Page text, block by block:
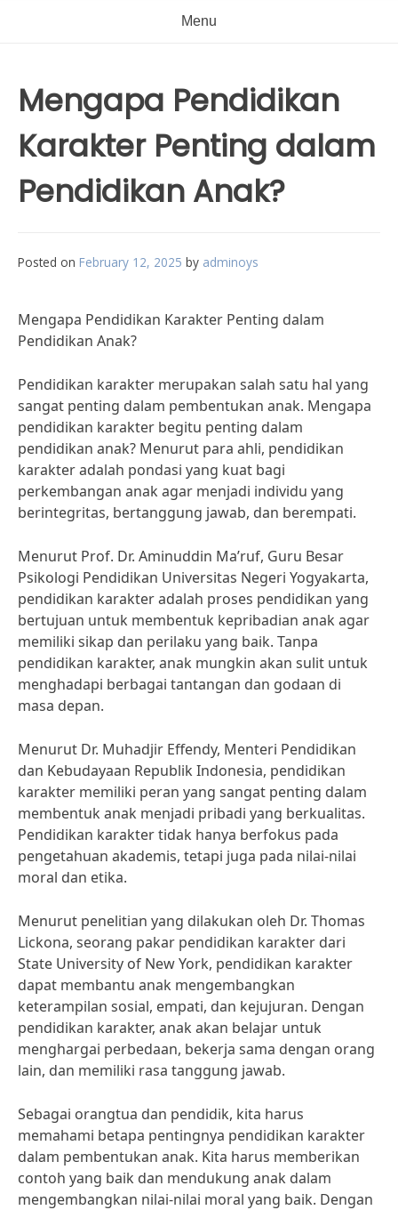
Menu
Mengapa Pendidikan
Karakter Penting dalam
Pendidikan Anak?
Posted on February 12, 2025 by adminoys
Mengapa Pendidikan Karakter Penting dalam
Pendidikan Anak?
Pendidikan karakter merupakan salah satu hal yang
sangat penting dalam pembentukan anak. Mengapa
pendidikan karakter begitu penting dalam
pendidikan anak? Menurut para ahli, pendidikan
karakter adalah pondasi yang kuat bagi
perkembangan anak agar menjadi individu yang
berintegritas, bertanggung jawab, dan berempati.
Menurut Prof. Dr. Aminuddin Ma’ruf, Guru Besar
Psikologi Pendidikan Universitas Negeri Yogyakarta,
pendidikan karakter adalah proses pendidikan yang
bertujuan untuk membentuk kepribadian anak agar
memiliki sikap dan perilaku yang baik. Tanpa
pendidikan karakter, anak mungkin akan sulit untuk
menghadapi berbagai tantangan dan godaan di
masa depan.
Menurut Dr. Muhadjir Effendy, Menteri Pendidikan
dan Kebudayaan Republik Indonesia, pendidikan
karakter memiliki peran yang sangat penting dalam
membentuk anak menjadi pribadi yang berkualitas.
Pendidikan karakter tidak hanya berfokus pada
pengetahuan akademis, tetapi juga pada nilai-nilai
moral dan etika.
Menurut penelitian yang dilakukan oleh Dr. Thomas
Lickona, seorang pakar pendidikan karakter dari
State University of New York, pendidikan karakter
dapat membantu anak mengembangkan
keterampilan sosial, empati, dan kejujuran. Dengan
pendidikan karakter, anak akan belajar untuk
menghargai perbedaan, bekerja sama dengan orang
lain, dan memiliki rasa tanggung jawab.
Sebagai orangtua dan pendidik, kita harus
memahami betapa pentingnya pendidikan karakter
dalam pembentukan anak. Kita harus memberikan
contoh yang baik dan mendukung anak dalam
mengembangkan nilai-nilai moral yang baik. Dengan